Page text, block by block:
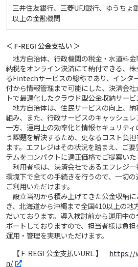
三井住友銀行、三菱UFJ銀行、ゆうちょ
以上の金融機関
＜ F-REGI 公金支払い ＞
地方自治体、行政機関の税金・水道料
納税をオンライン決済にて納付できる、
るFintechサービスの総称であり、インタ
付から情報管理まで可能にした、決済会
トで最適化したクラウド型公金収納サービ
地方自治体は、住民サービスの向上、
組み、また、行政サービスのキャッシュ
一方、運用上の効率化と情報セキュリテ
う課題を解決するため、更なるコスト負
ます。エフレジはその状況を踏まえ、ご
テムをコンパクトに適正価格でご提案いた
利用者様は、決済会社であるエフレジ
環境下で全ての手続きを行うので、一切
ご利用いただけます。
設立当初から積み上げてきた公金収納
き、北海道から沖縄まで全国410以上の地
だいております。導入検討前から運用中
ポートしておりますので、担当者様は負担
運用・管理を実現いただけます。
【 F-REGI 公金支払いURL 】 https://
n/